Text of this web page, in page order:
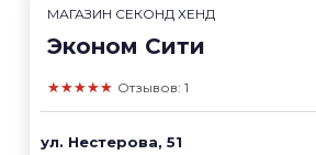
МАГАЗИН СЕКОНД ХЕНД
Эконом Сити
★★★★★ Отзывов: 1
ул. Нестерова, 51